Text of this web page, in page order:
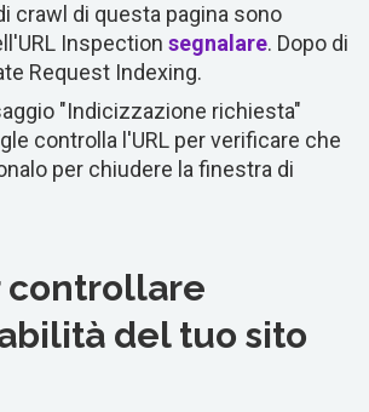
crawl di questa pagina sono
Inspection segnalare. Dopo di
Request Indexing.
"Indicizzazione richiesta"
controlla l'URL per verificare che
per chiudere la finestra di
controllare
del tuo sito